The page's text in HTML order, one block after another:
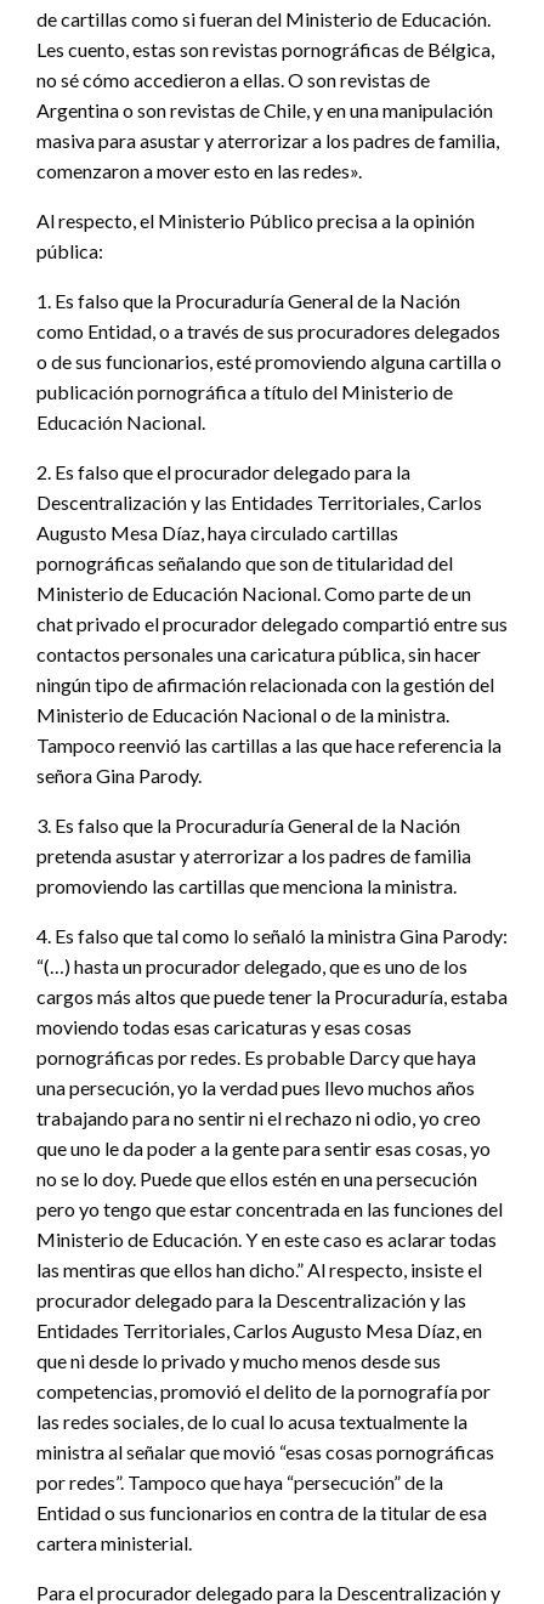
de cartillas como si fueran del Ministerio de Educación.
Les cuento, estas son revistas pornográficas de Bélgica,
no sé cómo accedieron a ellas. O son revistas de
Argentina o son revistas de Chile, y en una manipulación
masiva para asustar y aterrorizar a los padres de familia,
comenzaron a mover esto en las redes».
Al respecto, el Ministerio Público precisa a la opinión
pública:
1. Es falso que la Procuraduría General de la Nación
como Entidad, o a través de sus procuradores delegados
o de sus funcionarios, esté promoviendo alguna cartilla o
publicación pornográfica a título del Ministerio de
Educación Nacional.
2. Es falso que el procurador delegado para la
Descentralización y las Entidades Territoriales, Carlos
Augusto Mesa Díaz, haya circulado cartillas
pornográficas señalando que son de titularidad del
Ministerio de Educación Nacional. Como parte de un
chat privado el procurador delegado compartió entre sus
contactos personales una caricatura pública, sin hacer
ningún tipo de afirmación relacionada con la gestión del
Ministerio de Educación Nacional o de la ministra.
Tampoco reenvió las cartillas a las que hace referencia la
señora Gina Parody.
3. Es falso que la Procuraduría General de la Nación
pretenda asustar y aterrorizar a los padres de familia
promoviendo las cartillas que menciona la ministra.
4. Es falso que tal como lo señaló la ministra Gina Parody:
“(…) hasta un procurador delegado, que es uno de los
cargos más altos que puede tener la Procuraduría, estaba
moviendo todas esas caricaturas y esas cosas
pornográficas por redes. Es probable Darcy que haya
una persecución, yo la verdad pues llevo muchos años
trabajando para no sentir ni el rechazo ni odio, yo creo
que uno le da poder a la gente para sentir esas cosas, yo
no se lo doy. Puede que ellos estén en una persecución
pero yo tengo que estar concentrada en las funciones del
Ministerio de Educación. Y en este caso es aclarar todas
las mentiras que ellos han dicho.” Al respecto, insiste el
procurador delegado para la Descentralización y las
Entidades Territoriales, Carlos Augusto Mesa Díaz, en
que ni desde lo privado y mucho menos desde sus
competencias, promovió el delito de la pornografía por
las redes sociales, de lo cual lo acusa textualmente la
ministra al señalar que movió “esas cosas pornográficas
por redes”. Tampoco que haya “persecución” de la
Entidad o sus funcionarios en contra de la titular de esa
cartera ministerial.
Para el procurador delegado para la Descentralización y